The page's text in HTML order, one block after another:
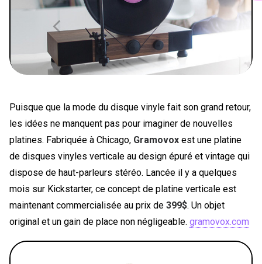
BONS PLANS
SOUTENEZ KULTT
Puisque que la mode du disque vinyle fait son grand retour,
les idées ne manquent pas pour imaginer de nouvelles
platines. Fabriquée à Chicago, Gramovox est une platine
de disques vinyles verticale au design épuré et vintage qui
dispose de haut-parleurs stéréo. Lancée il y a quelques
mois sur Kickstarter, ce concept de platine verticale est
maintenant commercialisée au prix de 399$. Un objet
original et un gain de place non négligeable. gramovox.com